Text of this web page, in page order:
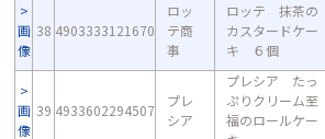
画
像
38 4903333121670
ロッ
テ商
事
ロッテ 抹茶の
カスタードケー
キ ６個
画
像
39 4933602294507
プレ
シア
プレシア たっ
ぷりクリーム至
福のロールケー